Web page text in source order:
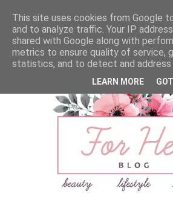
This site uses cookies from Google
and to analyze traffic. Your IP
shared with Google along with
metrics to ensure quality of service,
statistics, and to detect and address
LEARN MORE